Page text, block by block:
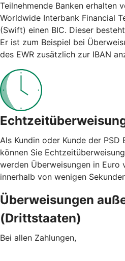
Teilnehmende Banken erhalten
Worldwide Interbank Financial
(Swift) einen BIC. Dieser
Er ist zum Beispiel bei
des EWR zusätzlich zur IBAN
Als Kundin oder Kunde der PSD
können Sie
werden Überweisungen in Euro
innerhalb von wenigen
Überweisungen
(Drittstaaten)
Bei allen Zahlungen,